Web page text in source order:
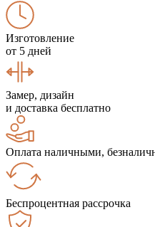
Изготовление
от 5 дней
Замер, дизайн
и доставка бесплатно
Оплата наличными,
Беспроцентная рассрочка